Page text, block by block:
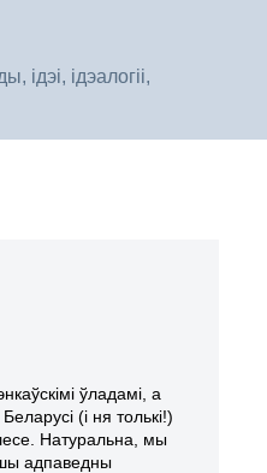
ідэалогіі,
ўладамі, а
(і ня толькі!)
Натуральна, мы
адпаведны